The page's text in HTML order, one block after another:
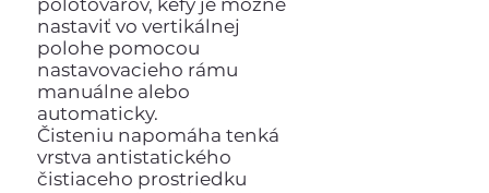
polotovarov, kefy je možné
nastaviť vo vertikálnej
polohe pomocou
nastavovacieho rámu
manuálne alebo
automaticky.
Čisteniu napomáha tenká
vrstva antistatického
čistiaceho prostriedku